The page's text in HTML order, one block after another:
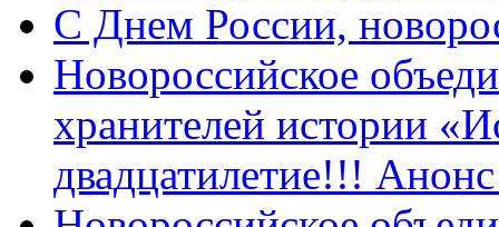
C Днем России,
Новороссийское
хранителей истории
двадцатилетие!!!